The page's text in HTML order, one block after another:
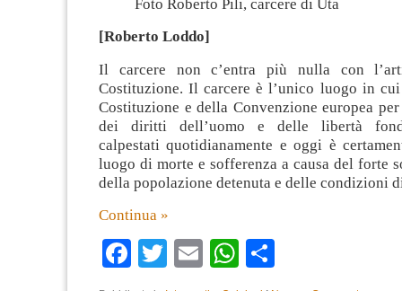
Foto Roberto Pili, carcere di Uta
[Roberto Loddo]
Il carcere non c’entra più nulla con
Costituzione. Il carcere è l’unico luogo in
Costituzione e della Convenzione europea
dei diritti dell’uomo e delle libertà
calpestati quotidianamente e oggi è
luogo di morte e sofferenza a causa del forte
della popolazione detenuta e delle condizioni
Continua »
Facebook
TwitterEmailWhatsApp